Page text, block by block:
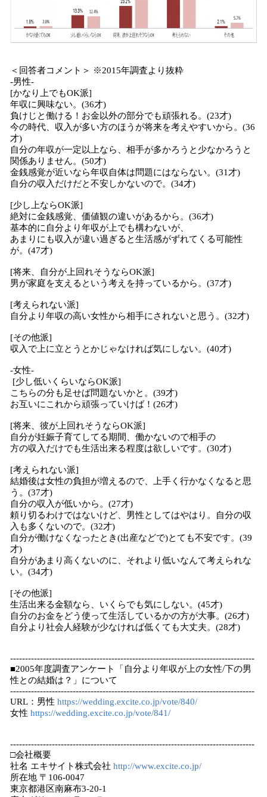
＜回答者コメント＞ ※2015年調査より抜粋
-男性-
[かなり上でもOK派]
年収に興味ない。(36才)
負けじと働ける！お金以外の部分でも頑張れる。(23才)
今の時代、収入が多い方のほうが将来を考えやすいから。(36
才)
自分の年収が一定以上なら、相手が多かろうと少なかろうと
関係ありません。(50才)
金銭感覚が近いなら年収自体は問題にはならない。(31才)
自分の収入だけだと不安しかないので。(34才)
[少し上ならOK派]
絶対に金銭感覚、価値観の違いがあるから。(36才)
基本的に自分より年収が上でも構わないが、
あまりにも収入が違い過ぎると生活感がずれてくる可能性
が。(47才)
[将来、自分が上回れそうならOK派]
男が家庭を支えるという考えを持っているから。(37才)
[考えられない派]
自分より年収の高い女性から相手にされないと思う。(32才)
[その他派]
収入で上に立とうとかじゃなければ気にしない。(40才)
-女性-
[少し低いくらいならOK派]
こちらの分も足せば問題ないかと。(39才)
お互いにこれから頑張っていけば！(26才)
[将来、彼が上回れそうならOK派]
自分が妊娠子育てしてる期間、働かないので相手の
方の収入だけでも生活出来る程度は欲しいです。(30才)
[考えられない派]
結婚後は女性の負担が増えるので、上手く行かなくなると思
う。(37才)
自分の収入が低いから。(27才)
頼り切るわけではないけど、男性としてはやはり。自分の収
入も多くないので。(32才)
自分が働けなくなったとき(出産などで)とても不安です。(39
才)
自分があまり高くないのに、それより低いなんて考えられな
い。(34才)
[その他派]
生活出来る金額なら、いくらでも気にしない。(45才)
自分のお金をどう使って生活しているかの方が大事。(26才)
自分より社会人経験が少なければ低くても大丈夫。(28才)
----------------------------------------------------------------------------------
■2005年度調査アンケート「自分より年収が上の女性/下の男
性との結婚は？」について
----------------------------------------------------------------------------------
URL：男性 https://wedding.excite.co.jp/vote/840/
女性 https://wedding.excite.co.jp/vote/841/
----------------------------------------------------------------------------------
□会社概要
社名 エキサイト株式会社 http://www.excite.co.jp/
所在地 〒106-0047
東京都港区南麻布3-20-1